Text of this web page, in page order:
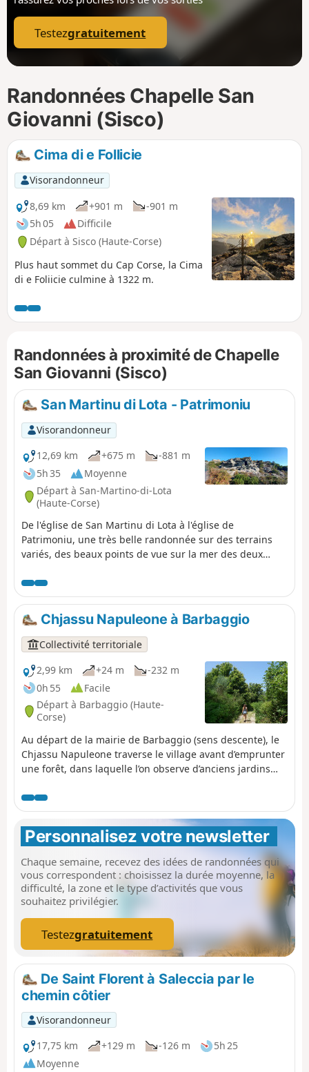
p
Testezgratuitement
Randonnées Chapelle San
Giovanni (Sisco)
Cima di e Follicie
Visorandonneur
8,69 km
+901 m
-901 m
5h 05
Difficile
Départ à Sisco (Haute-Corse)
Plus haut sommet du Cap Corse, la Cima
di e Foliicie culmine à 1322 m.
Randonnées à proximité de Chapelle
San Giovanni (Sisco)
San Martinu di Lota - Patrimoniu
Visorandonneur
12,69 km
+675 m
-881 m
5h 35
Moyenne
Départ à San-Martino-di-Lota
(Haute-Corse)
De l'église de San Martinu di Lota à l'église de
Patrimoniu, une très belle randonnée sur des terrains
variés, des beaux points de vue sur la mer des deux
(Biguglia). Passage par des glacières. La montée est
facile, la descente beaucoup moins et il faut prévoir une
voiture à Patrimonio ou faire demi-tour avant les
antennes de Teghime.
Chjassu Napuleone à Barbaggio
Collectivité territoriale
2,99 km
+24 m
-232 m
0h 55
Facile
Départ à Barbaggio (Haute-
Corse)
Au départ de la mairie de Barbaggio (sens descente), le
Chjassu Napuleone traverse le village avant d’emprunter
une forêt, dans laquelle l’on observe d’anciens jardins
parcours se poursuit lorsque l’on emprunte la « route
impériale » qui a donné son nom au sentier. En effet,
avant de devenir empereur, Napoléon Bonaparte aurait
foulé cette route. Le sentier peut également être
emprunté en sens inverse (sens montée), en partant du
pont qui se trouve au croisement entre la strada San
Petru et la strada Napuleone. Si vous effectuez le trajet
en aller simple, c'est-à-dire sans faire l'aller-retour,
autre à l'arrivée.
Personnalisez votre newsletter
Chaque semaine, recevez des idées de randonnées qui
vous correspondent : choisissez la durée moyenne, la
difficulté, la zone et le type d’activités que vous
souhaitez privilégier.
Testezgratuitement
De Saint Florent à Saleccia par le
chemin côtier
Visorandonneur
17,75 km
+129 m -126 m
5h 25
Moyenne